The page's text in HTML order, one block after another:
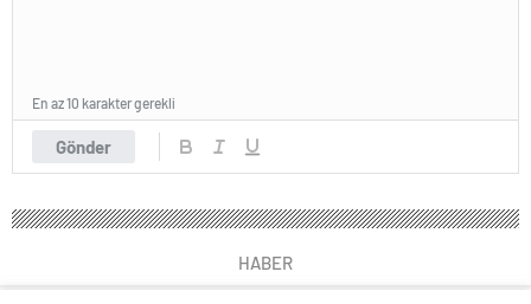
Gönder
En az 10 karakter gerekli
HABER